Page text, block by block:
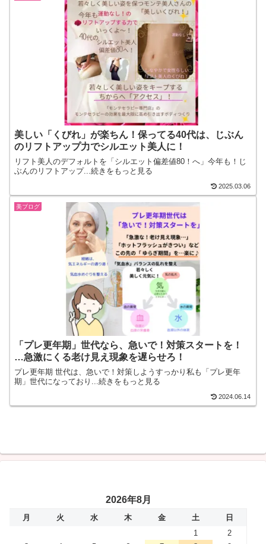
美しい「くびれ」が楽ちん！保ってる40代は、じぶん
のリフトアップ力でシルエット美人に！
リフト美人のデフォルトを「シルエット偏差値80！へ」今年も！じ
ぶんのリフトアップ...続きをもっと見る
2025.03.06
美ブログ
「プレ更年期」世代なら、急いで！対策スタートを！
…急激にくる老け見え現象を遅らせろ！
プレ更年期 世代は、急いで！対策しようすっかり私も「プレ更年
期」世代になっており...続きをもっと見る
2024.06.14
2026年8月
月 火 水 木 金 土
日
1
2